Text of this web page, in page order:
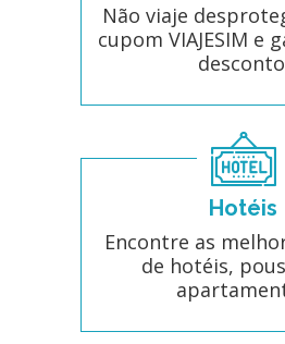
Não viaje
cupom VIAJESIM e
Hotéis
Encontre as
de hotéis,